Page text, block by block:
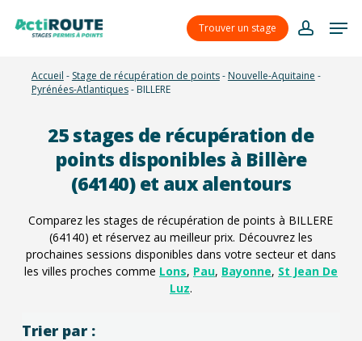
Trouver un stage
account
Accueil - Stage de récupération de points- Nouvelle-Aquitaine -
Pyrénées-Atlantiques- BILLERE
25stages de récupération de
points disponibles à Billère
(64140) et aux alentours
Comparez les stages de récupération de points à BILLERE
(64140) et réservez au meilleur prix. Découvrez les
prochaines sessions disponibles dans votre secteur et dans
les villes proches comme Lons, Pau, Bayonne, St Jean De
Luz.
Trier par :